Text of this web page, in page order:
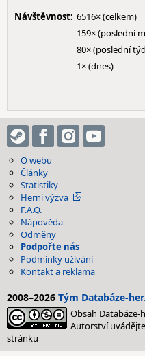
Návštěvnost: 6516× (celkem)
159× (poslední
80× (poslední
1× (dnes)
O webu
Články
Statistiky
Herní výzva
F.A.Q.
Nápověda
Odměny
Podpořte nás
Podmínky užívání
Kontakt a reklama
2008–2026 Tým Databáze-
Obsah Databáze-
Autorství
stránku